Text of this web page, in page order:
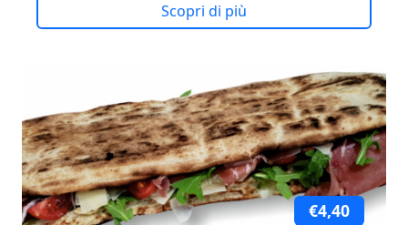
Scopri di più
€4,40